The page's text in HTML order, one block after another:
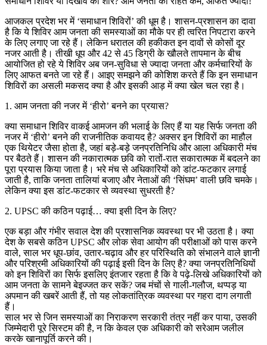
आजकल प्रदेश भर में ‘समाधान शिविरों’ की धूम है। शासन-प्रशासन का दावा
है कि ये शिविर आम जनता की समस्याओं का मौके पर ही त्वरित निपटारा करने
के लिए लगाए जा रहे हैं। लेकिन धरातल की हकीकत इन दावों से कोसों दूर
नजर आती है। तीखी धूप और 42 से 45 डिग्री के खौलते तापमान के बीच
आयोजित हो रहे ये शिविर अब जन-सुविधा से ज्यादा जनता और कर्मचारियों के
लिए आफत बनते जा रहे हैं। आइए समझने की कोशिश करते हैं कि इन समाधान
शिविरों का असली मकसद क्या है और इसकी आड़ में क्या खेल चल रहा है।
1. आम जनता की नजर में ‘हीरो’ बनने का प्रयास?
क्या समाधान शिविर वाकई आमजन की भलाई के लिए हैं या यह सिर्फ जनता की
नजर में ‘हीरो’ बनने की राजनीतिक कवायद है? अक्सर इन शिविरों का माहौल
एक थियेटर जैसा होता है, जहां बड़े-बड़े जनप्रतिनिधि और आला अधिकारी मंच
पर बैठते हैं। शासन की नकारात्मक छवि को रातों-रात सकारात्मक में बदलने का
पूरा प्रयास किया जाता है। भरे मंच से अधिकारियों को डांट-फटकार लगाई
जाती है, ताकि जनता तालियां बजाए और नेताओं की ‘सिंघम’ वाली छवि चमके।
लेकिन क्या इस डांट-फटकार से व्यवस्था सुधरती है?
2. UPSC की कठिन पढ़ाई… क्या इसी दिन के लिए?
एक बड़ा और गंभीर सवाल देश की प्रशासनिक व्यवस्था पर भी उठता है। क्या
देश के सबसे कठिन UPSC और लोक सेवा आयोग की परीक्षाओं को पास करने
वाले, साल भर धूप-छांव, उतार-चढ़ाव और हर परिस्थिति को संभालने वाले ज्ञानी
और परिश्रमी अधिकारियों की पढ़ाई इसी दिन के लिए है? क्या जनप्रतिनिधियों
को इन शिविरों का सिर्फ इसलिए इंतजार रहता है कि वे पढ़े-लिखे अधिकारियों को
आम जनता के सामने बेइज्जत कर सकें? जब मंचों से गाली-गलौज, थप्पड़ या
अपमान की खबरें आती हैं, तो यह लोकतांत्रिक व्यवस्था पर गहरा दाग लगाती
हैं।
साल भर से जिन समस्याओं का निराकरण सरकारी तंत्र नहीं कर पाया, उसकी
जिम्मेदारी पूरे सिस्टम की है, न कि केवल एक अधिकारी को सरेआम जलील
करके खानापूर्ति करने की।